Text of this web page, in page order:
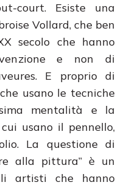
court. Esiste una
Vollard, che ben
secolo che hanno
e non di
E proprio di
usano le tecniche
mentalità e la
usano il pennello,
La questione di
alla pittura” è un
artisti che hanno